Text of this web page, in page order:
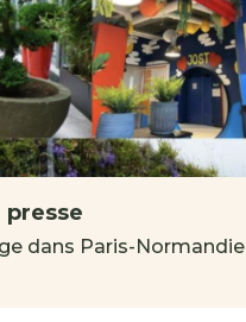
presse
dans Paris-Normandie